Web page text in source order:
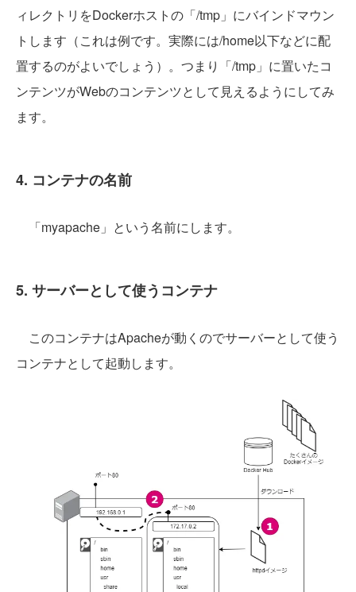
ィレクトリをDockerホストの「/tmp」にバインドマウン
トします（これは例です。実際には/home以下などに配
置するのがよいでしょう）。つまり「/tmp」に置いたコ
ンテンツがWebのコンテンツとして見えるようにしてみ
ます。
4. コンテナの名前
「myapache」という名前にします。
5. サーバーとして使うコンテナ
このコンテナはApacheが動くのでサーバーとして使う
コンテナとして起動します。